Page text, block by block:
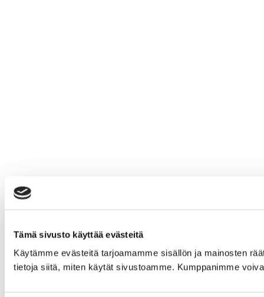
Tämä sivusto käyttää evästeitä
Käytämme evästeitä tarjoamamme sisällön ja mainosten
tietoja siitä, miten käytät sivustoamme. Kumppanimme